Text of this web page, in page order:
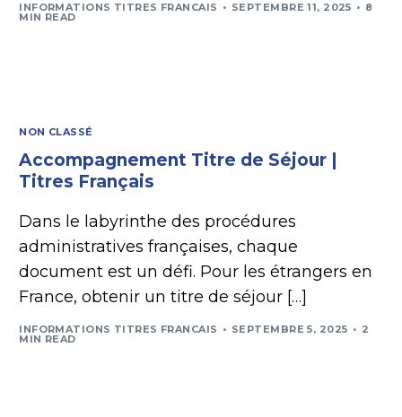
INFORMATIONS TITRES FRANCAIS SEPTEMBRE 11, 2025 8
MIN READ
NON CLASSÉ
Accompagnement Titre de Séjour |
Titres Français
Dans le labyrinthe des procédures
administratives françaises, chaque
document est un défi. Pour les étrangers en
France, obtenir un titre de séjour […]
INFORMATIONS TITRES FRANCAIS SEPTEMBRE 5, 2025 2
MIN READ